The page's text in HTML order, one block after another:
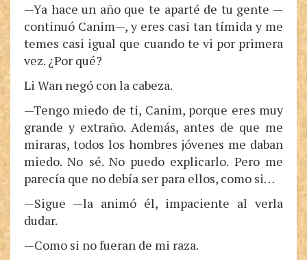
—Ya hace un año que te aparté de tu gente —
continuó Canim—, y eres casi tan tímida y me
temes casi igual que cuando te vi por primera
vez. ¿Por qué?
Li Wan negó con la cabeza.
—Tengo miedo de ti, Canim, porque eres muy
grande y extraño. Además, antes de que me
miraras, todos los hombres jóvenes me daban
miedo. No sé. No puedo explicarlo. Pero me
parecía que no debía ser para ellos, como si…
—Sigue —la animó él, impaciente al verla
dudar.
—Como si no fueran de mi raza.